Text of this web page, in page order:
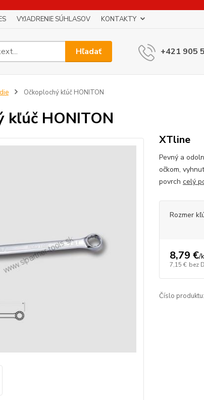
VYJADRENIE SÚHLASOV KONTAKTY
Hľadať +421 905
Očkoplochý kľúč HONITON
kľúč HONITON
XTline
Pevný a
očkom,
povrch celý
Rozmer
8,79 €/
7,15 € bez
Číslo produktu: